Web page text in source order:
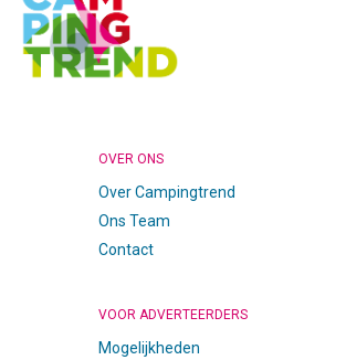
OVER ONS
Over Campingtrend
Ons Team
Contact
VOOR ADVERTEERDERS
Mogelijkheden